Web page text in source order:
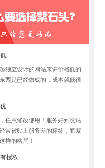
独立设计的网站来讲价格低的
西是已经做成的，成本就低很
任意修改使用！服务好到没话
常被贴上服务差的标签，而紫
样的格局！
授权